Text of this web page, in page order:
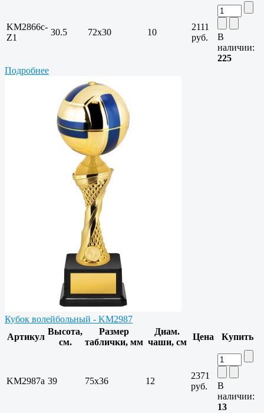
KM2866c-
Z1
30.5 72х30 10
2111
руб.
В
наличии:
225
Подробнее
Кубок волейбольный - KM2987
Артикул
Высота,
см.
Размер
таблички, мм
Диам.
чаши, см
Цена Купить
KM2987a 39 75х36 12
2371
руб.
В
наличии:
13